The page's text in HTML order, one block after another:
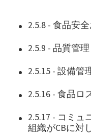
2.5.8 - 食品安
2.5.9 - 品質管理
2.5.15 - 設備管
2.5.16 - 食品ロ
2.5.17 - コミュ
組織がCBに対